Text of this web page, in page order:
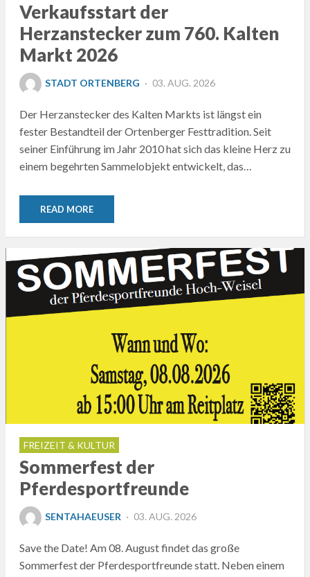
Verkaufsstart der
Herzanstecker zum 760. Kalten
Markt 2026
STADT ORTENBERG
POSTED
03. AUG. 2026
Der Herzanstecker des Kalten Markts ist längst ein
fester Bestandteil der Ortenberger Festtradition. Seit
seiner Einführung im Jahr 2010 hat sich das kleine Herz zu
einem begehrten Sammelobjekt entwickelt, das…
READ MORE
FREIZEIT & KULTUR
Sommerfest der
Pferdesportfreunde
SENTAHAEUSER
POSTED
03. AUG. 2026
Save the Date! Am 08. August findet das große
Sommerfest der Pferdesportfreunde statt. Neben einem